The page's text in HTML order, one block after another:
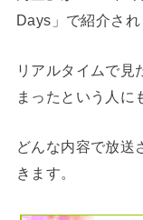
Days」で紹介され
リアルタイムで見
まったという人に
どんな内容で放送
きます。